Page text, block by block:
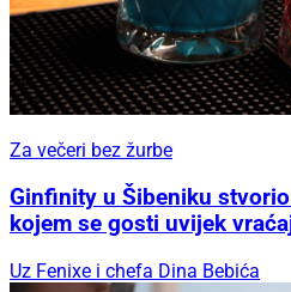
Za večeri bez žurbe
Ginfinity u Šibeniku
kojem se gosti uvijek
Uz Fenixe i chefa Dina Bebića